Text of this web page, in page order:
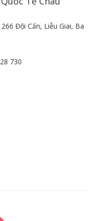
Đội Cấn, Liễu Giai, Ba
730